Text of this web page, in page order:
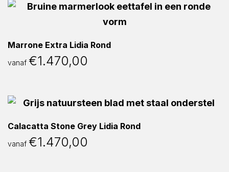
Marrone Extra Lidia Rond
vanaf €1.470,00
Calacatta Stone Grey Lidia Rond
vanaf €1.470,00